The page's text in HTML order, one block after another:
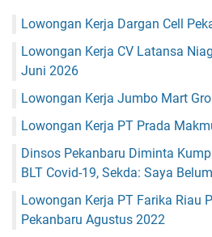
Lowongan Kerja Dargan Cell
Lowongan Kerja CV Latansa
Juni 2026
Lowongan Kerja Jumbo Mart
Lowongan Kerja PT Prada
Dinsos Pekanbaru Diminta
BLT Covid-19, Sekda: Saya
Lowongan Kerja PT Farika Riau
Pekanbaru Agustus 2022